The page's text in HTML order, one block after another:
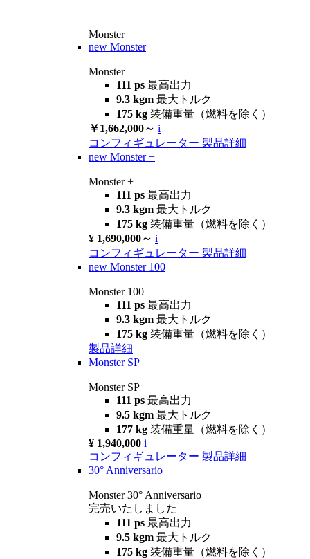
Monster
new Monster
Monster
111 ps 最高出力
9.3 kgm 最大トルク
175 kg 装備重量（燃料を除く）
￥1,662,000～ i
コンフィギュレーター 製品詳細
new Monster +
Monster +
111 ps 最高出力
9.3 kgm 最大トルク
175 kg 装備重量（燃料を除く）
¥ 1,690,000～ i
コンフィギュレーター 製品詳細
new Monster 100
Monster 100
111 ps 最高出力
9.3 kgm 最大トルク
175 kg 装備重量（燃料を除く）
製品詳細
Monster SP
Monster SP
111 ps 最高出力
9.5 kgm 最大トルク
177 kg 装備重量（燃料を除く）
¥ 1,940,000 i
コンフィギュレーター 製品詳細
30° Anniversario
Monster 30° Anniversario
完売いたしました
111 ps 最高出力
9.5 kgm 最大トルク
175 kg 装備重量（燃料を除く）